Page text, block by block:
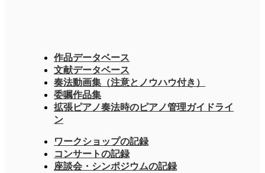
作品データベース
文献データベース
奏法動画集（注意とノウハウ付き）
委嘱作品集
拡張ピアノ奏法時のピアノ管理ガイドライ
ン
ワークショップの記録
コンサートの記録
座談会・シンポジウムの記録